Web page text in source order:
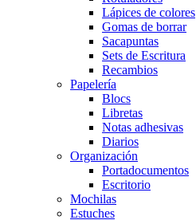
Lápices de colores
Gomas de borrar
Sacapuntas
Sets de Escritura
Recambios
Papelería
Blocs
Libretas
Notas adhesivas
Diarios
Organización
Portadocumentos
Escritorio
Mochilas
Estuches